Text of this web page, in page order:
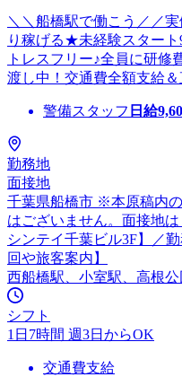
＼＼船橋駅で働こう／／
り稼げる★未経験スター
トレスフリー♪全員に研修
渡し中！交通費全額支給
警備スタッフ 日給
勤務地
面接地
千葉県船橋市 ※本原稿内
はございません。面接地
シンテイ千葉ビル3F】／
回や旅客案内】
西船橋駅、小室駅、高根公
シフト
1日7時間 週3日からOK
交通費支給